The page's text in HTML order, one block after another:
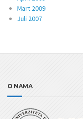
Mart 2009
Juli 2007
O NAMA